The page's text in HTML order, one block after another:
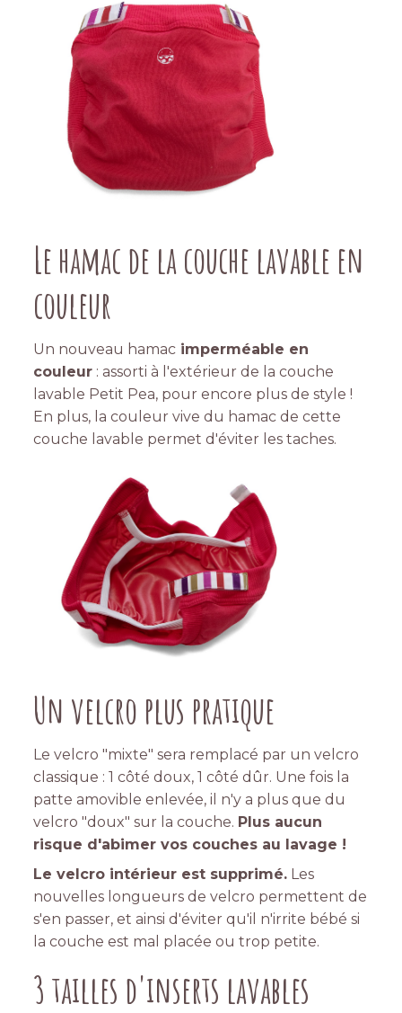
Le hamac de la couche lavable en
couleur
Un nouveau hamac imperméable en
couleur : assorti à l'extérieur de la couche
lavable Petit Pea, pour encore plus de style !
En plus, la couleur vive du hamac de cette
couche lavable permet d'éviter les taches.
Un velcro plus pratique
Le velcro "mixte" sera remplacé par un velcro
classique : 1 côté doux, 1 côté dûr. Une fois la
patte amovible enlevée, il n'y a plus que du
velcro "doux" sur la couche. Plus aucun
risque d'abimer vos couches au lavage !
Le velcro intérieur est supprimé. Les
nouvelles longueurs de velcro permettent de
s'en passer, et ainsi d'éviter qu'il n'irrite bébé si
la couche est mal placée ou trop petite.
3 tailles d'inserts lavables